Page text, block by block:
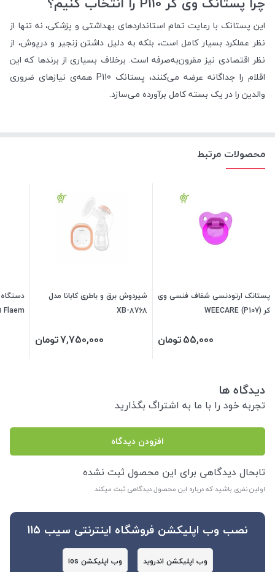
این پستانک با رعایت تمام استانداردهای بهداشتی و پزشکی، نه تنها از
نظر عملکرد بسیار کامل است، بلکه به دلیل داشتن زنجیر و درپوش، از
نظر اقتصادی نیز مقرون‌به‌صرفه است. برخلاف بسیاری از برندها که این
اقلام را جداگانه عرضه می‌کنند، پستانک P110 همه‌ی نیازهای ضروری
والدین را در یک بسته کامل برآورده می‌سازد.
محصولات مرتبط
پستانک ارتودنسی شفاف فنسی وی
کر (WEECARE (P107
55,000تومان
شیردوش برق و باطری کابانا مدل
XB-8768
7,750,000تومان
دستگاه
Flaem ایتالیا
دیدگاه ها
تجربه خود را با ما به اشتراگ بگذارید
افزودن دیدگاه
تابحال دیدگاهی برای این محصول ثبت نشده
اولین نفری باشید که درباره این محصول دیدگاهی ثبت میکند
نصب وب اپلیکشن فروشگاه اینترنتی سیب 115
وب اپلیکشن اندروید وب اپلیکشن ios